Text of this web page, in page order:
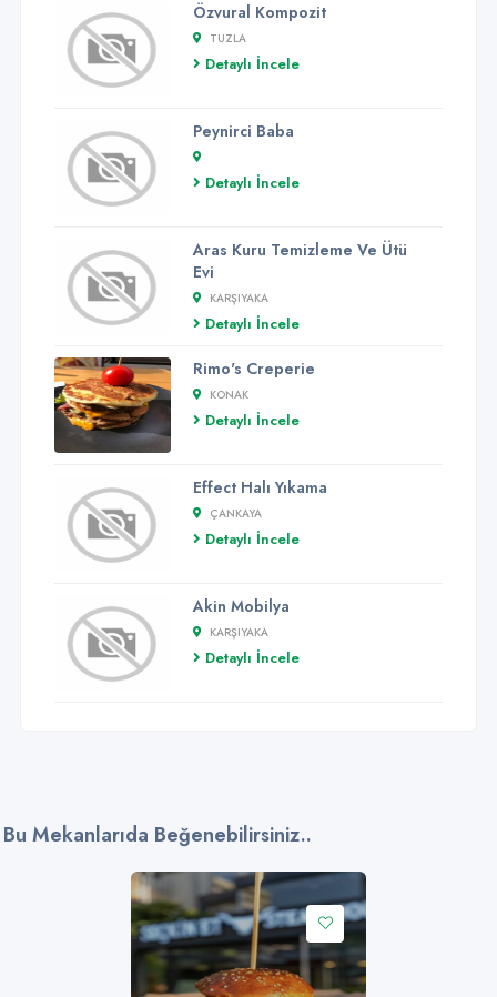
Özvural Kompozit
TUZLA
Detaylı İncele
Peynirci Baba
Detaylı İncele
Aras Kuru Temizleme Ve Ütü
Evi
KARŞIYAKA
Detaylı İncele
Rimo's Creperie
KONAK
Detaylı İncele
Effect Halı Yıkama
ÇANKAYA
Detaylı İncele
Akin Mobilya
KARŞIYAKA
Detaylı İncele
Bu Mekanlarıda Beğenebilirsiniz..